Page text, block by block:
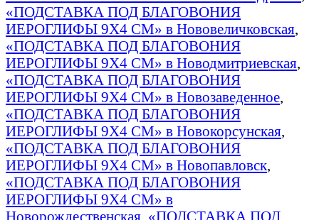
«ПОДСТАВКА ПОД БЛАГОВОНИЯ
ИЕРОГЛИФЫ 9Х4 СМ» в Нововеличковская,
«ПОДСТАВКА ПОД БЛАГОВОНИЯ
ИЕРОГЛИФЫ 9Х4 СМ» в Новодмитриевская,
«ПОДСТАВКА ПОД БЛАГОВОНИЯ
ИЕРОГЛИФЫ 9Х4 СМ» в Новозаведенное,
«ПОДСТАВКА ПОД БЛАГОВОНИЯ
ИЕРОГЛИФЫ 9Х4 СМ» в Новокорсунская,
«ПОДСТАВКА ПОД БЛАГОВОНИЯ
ИЕРОГЛИФЫ 9Х4 СМ» в Новопавловск,
«ПОДСТАВКА ПОД БЛАГОВОНИЯ
ИЕРОГЛИФЫ 9Х4 СМ» в
Новорождественская, «ПОДСТАВКА ПОД